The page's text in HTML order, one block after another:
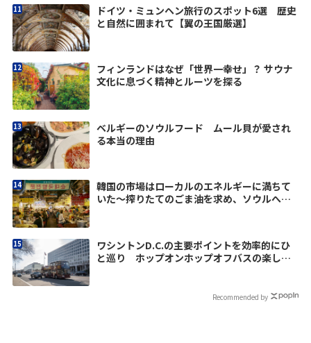
ドイツ・ミュンヘン旅行のスポット6選 歴史
と自然に囲まれて【翼の王国厳選】
フィンランドはなぜ「世界一幸せ」？ サウナ
文化に息づく精神とルーツを探る
ベルギーのソウルフード ムール貝が愛され
る本当の理由
韓国の市場はローカルのエネルギーに満ちて
いた～搾りたてのごま油を求め、ソウルへ
ワシントンD.C.の主要ポイントを効率的にひ
と巡り ホップオンホップオフバスの楽しみ
Recommended by